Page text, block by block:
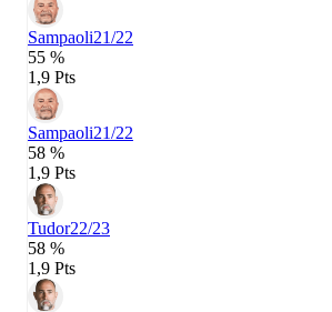
Sampaoli21/22
55 %
1,9 Pts
Sampaoli21/22
58 %
1,9 Pts
Tudor22/23
58 %
1,9 Pts